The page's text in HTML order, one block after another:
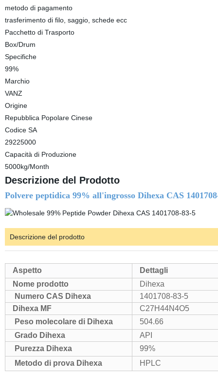
metodo di pagamento
trasferimento di filo, saggio, schede ecc
Pacchetto di Trasporto
Box/Drum
Specifiche
99%
Marchio
VANZ
Origine
Repubblica Popolare Cinese
Codice SA
29225000
Capacità di Produzione
5000kg/Month
Descrizione del Prodotto
Polvere peptidica 99% all'ingrosso Dihexa CAS
Descrizione del prodotto
Aspetto
Dettagli
Nome prodotto
Dihexa
Numero CAS Dihexa
1401708-83-5
Dihexa MF
C27H44N4O5
Peso molecolare di Dihexa
504.66
Grado Dihexa
API
Purezza Dihexa
99%
Metodo di prova Dihexa
HPLC